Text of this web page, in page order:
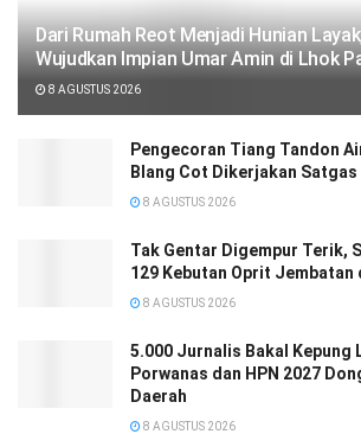
Dari Rumah Reot Menjadi Hunian
Wujudkan Impian Umar Amin di Lhok
8 AGUSTUS 2026
Pengecoran Tiang Tandon
Blang Cot Dikerjakan Satgas
8 AGUSTUS 2026
Tak Gentar Digempur Terik,
129 Kebutan Oprit Jembatan
8 AGUSTUS 2026
5.000 Jurnalis Bakal Kepung
Porwanas dan HPN 2027
Daerah
8 AGUSTUS 2026